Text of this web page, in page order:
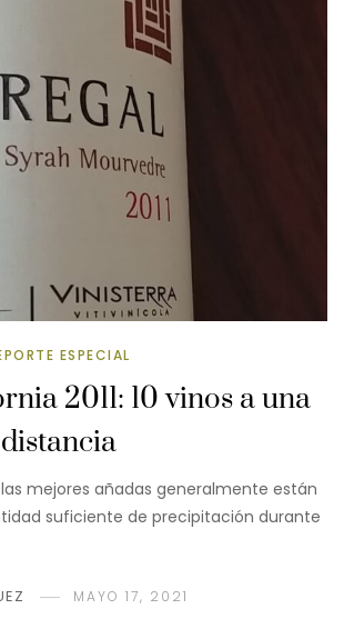
ESPECIAL
2011: 10 vinos a una
las mejores añadas generalmente están
suficiente de precipitación durante
MAYO 17, 2021